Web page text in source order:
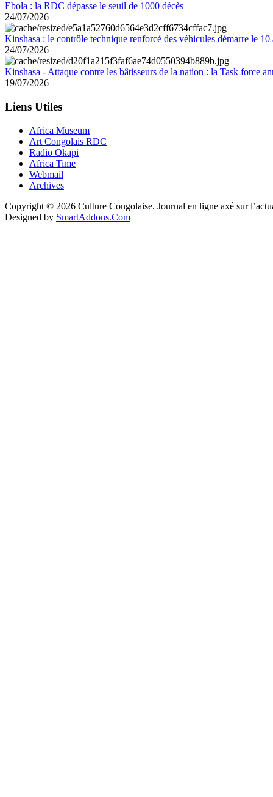
Ebola : la RDC dépasse le seuil de 1000 décès
24/07/2026
Kinshasa : le contrôle technique renforcé des véhicules démarre le 10
24/07/2026
Kinshasa - Attaque contre les bâtisseurs de la nation : la Task force
19/07/2026
Liens Utiles
Africa Museum
Art Congolais RDC
Radio Okapi
Africa Time
Webmail
Archives
Copyright © 2026 Culture Congolaise. Journal en ligne axé sur
Designed by SmartAddons.Com